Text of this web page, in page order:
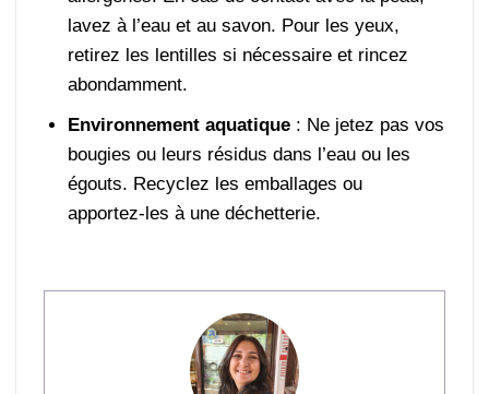
lavez à l’eau et au savon. Pour les yeux,
retirez les lentilles si nécessaire et rincez
abondamment.
Environnement aquatique : Ne jetez pas vos
bougies ou leurs résidus dans l’eau ou les
égouts. Recyclez les emballages ou
apportez-les à une déchetterie.